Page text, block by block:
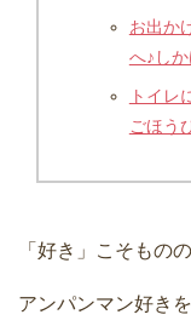
お出か
へ♪し
トイレ
ごほう
「好き」こそもの
アンパンマン好き